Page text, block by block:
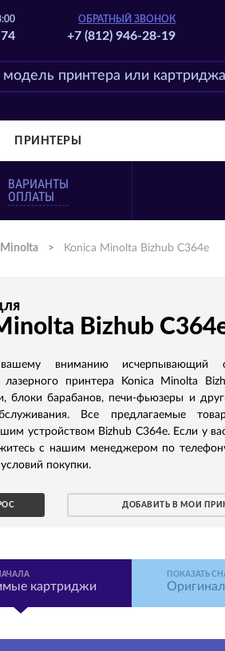
ОБРАТНЫЙ ЗВОНОК
+7 (812) 946-28-19
ПРИНТЕРЫ
ВАРИАНТЫ
ОПЛАТЫ
Minolta > Konica Minolta Bizhub C364e
Bizhub
вашему вниманию исчерпывающий
лазерного принтера Konica Minolta
блоки барабанов, печи-фьюзеры и
Все предлагаемые
устройством Bizhub C364e. Если у
с нашим менеджером по
покупки.
ДОБАВИТЬ В МОИ
картриджи
ПОКАЗАТЬ